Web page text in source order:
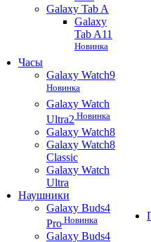
Galaxy Tab A
Galaxy
Tab A11
Новинка
Часы
Galaxy Watch9
Новинка
Galaxy Watch
Ultra2 Новинка
Galaxy Watch8
Galaxy Watch8
Classic
Galaxy Watch
Ultra
Наушники
Galaxy Buds4
Pro Новинка
Galaxy Buds4